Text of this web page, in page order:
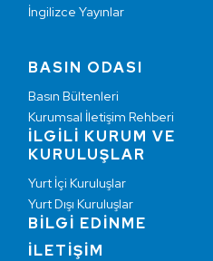
İngilizce Yayınlar
BASIN ODASI
Basın Bültenleri
Kurumsal İletişim Rehberi
İLGİLİ KURUM VE
KURULUŞLAR
Yurt İçi Kuruluşlar
Yurt Dışı Kuruluşlar
BİLGİ EDİNME
İLETİŞİM